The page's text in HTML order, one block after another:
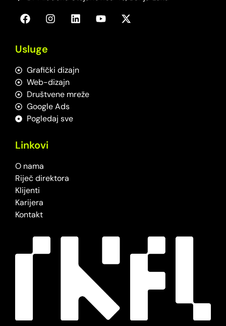
Usluge
Grafički dizajn
Web-dizajn
Društvene mreže
Google Ads
Pogledaj sve
Linkovi
O nama
Riječ direktora
Klijenti
Karijera
Kontakt